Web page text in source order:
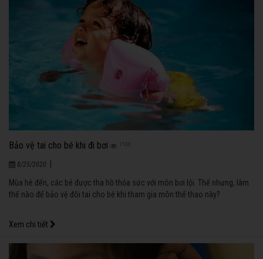
Bảo vệ tai cho bé khi đi bơi
8/25/2020
Mùa hè đến, các bé được tha hồ thỏa sức với môn bơi lội. Thế nhưng, làm
thế nào để bảo vệ đôi tai cho bé khi tham gia môn thể thao này?
Xem chi tiết